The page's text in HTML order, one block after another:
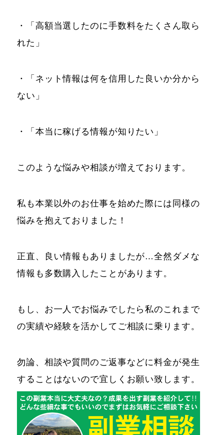
・「高額当選したのに手数料をたくさん取ら
れた」
・「ネット情報は何を信用した良いか分から
ない」
・「本当に稼げる情報が知りたい」
このような悩みや相談が増えております。
私も本業以外のお仕事を始めた際には同様の
悩みを抱えておりました！
正直、良い情報もありましたが…全然ダメな
情報も多数購入したことがあります。
もし、お一人でお悩みでしたら私のこれまで
の実績や経験を活かしてご相談に乗ります。
勿論、相談や質問のご返事などに料金が発生
することはないので宜しくお願い致します。